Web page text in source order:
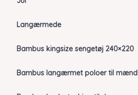
Langærmede
Bambus kingsize sengetøj 240×220
Bambus langærmet poloer til mænd